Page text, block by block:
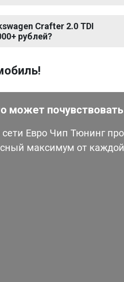
Crafter 2.0 TDI
рублей?
может почувствовать
Евро Чип Тюнинг
максимум от